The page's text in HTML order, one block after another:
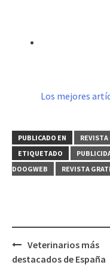
Los mejores
PUBLICADO EN
REVISTA
ETIQUETADO
DOOGWEB
REVISTA
Navegación
de
Veterinarios más
destacados de España